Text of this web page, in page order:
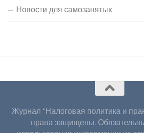
Новости для самозанятых
Журнал "Налоговая политика и
права защищены.